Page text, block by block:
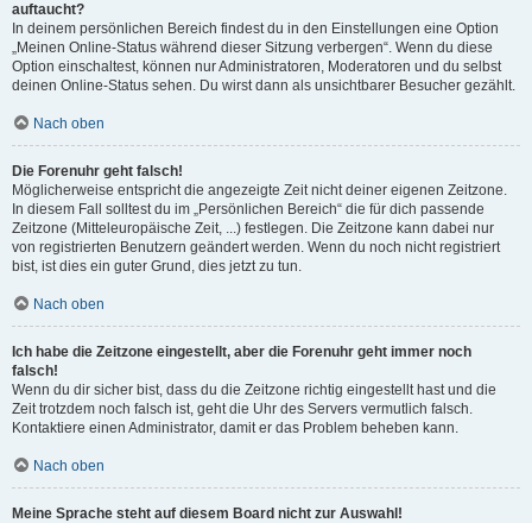
auftaucht?
In deinem persönlichen Bereich findest du in den Einstellungen eine Option
„Meinen Online-Status während dieser Sitzung verbergen“. Wenn du diese
Option einschaltest, können nur Administratoren, Moderatoren und du selbst
deinen Online-Status sehen. Du wirst dann als unsichtbarer Besucher gezählt.
Nach oben
Die Forenuhr geht falsch!
Möglicherweise entspricht die angezeigte Zeit nicht deiner eigenen Zeitzone.
In diesem Fall solltest du im „Persönlichen Bereich“ die für dich passende
Zeitzone (Mitteleuropäische Zeit, ...) festlegen. Die Zeitzone kann dabei nur
von registrierten Benutzern geändert werden. Wenn du noch nicht registriert
bist, ist dies ein guter Grund, dies jetzt zu tun.
Nach oben
Ich habe die Zeitzone eingestellt, aber die Forenuhr geht immer noch
falsch!
Wenn du dir sicher bist, dass du die Zeitzone richtig eingestellt hast und die
Zeit trotzdem noch falsch ist, geht die Uhr des Servers vermutlich falsch.
Kontaktiere einen Administrator, damit er das Problem beheben kann.
Nach oben
Meine Sprache steht auf diesem Board nicht zur Auswahl!